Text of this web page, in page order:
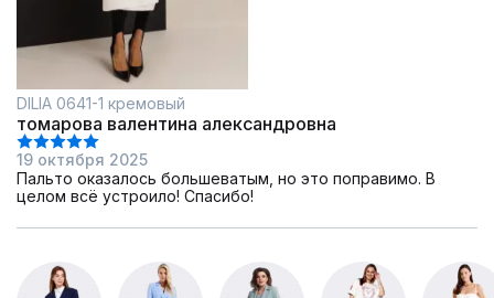
DILIA 0641-1 кремовый
томарова валентина александровна
19 октября 2025
Пальто оказалось большеватым, но это поправимо. В
целом всё устроило! Спасибо!